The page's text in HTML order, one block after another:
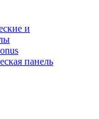
и
панель